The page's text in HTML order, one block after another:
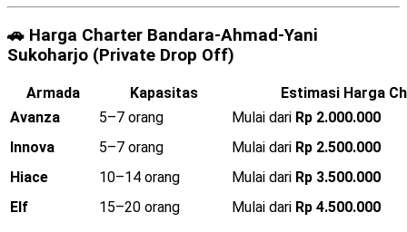
🚗 Harga Charter Bandara-Ahmad-Yani
Sukoharjo (Private Drop Off)
Armada Kapasitas
Estimasi Harga
Avanza
5–7 orang Mulai dari Rp 2.000.000
Innova
5–7 orang Mulai dari Rp 2.500.000
Hiace
10–14 orang Mulai dari Rp 3.500.000
Elf
15–20 orang Mulai dari Rp 4.500.000